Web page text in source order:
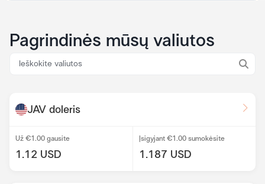
Pagrindinės mūsų valiutos
JAV doleris
Už €1.00 gausite
1.12 USD
Įsigyjant €1.00 sumokėsite
1.187 USD